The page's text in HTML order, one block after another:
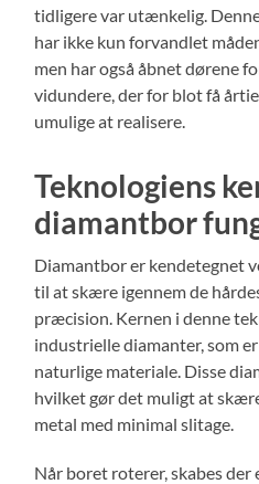
tidligere var utænkelig.
har ikke kun forvandlet
men har også åbnet dørene
vidundere, der for blot få
umulige at realisere.
Teknologiens
diamantbor
Diamantbor er kendetegnet
til at skære igennem de
præcision. Kernen i denne
industrielle diamanter, som
naturlige materiale. Disse
hvilket gør det muligt at
metal med minimal slitage.
Når boret roterer, skabes